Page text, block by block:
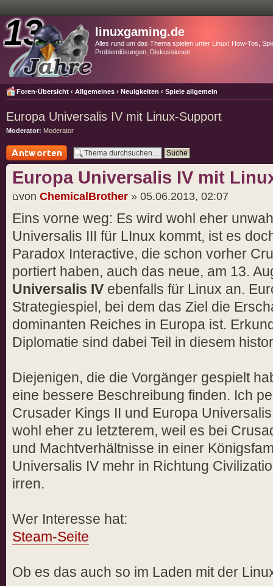
linuxgaming.de
Alles rund um das Thema spielen unter Linux! How-Tos,
Problemlösungen, Diskussionen
Foren-Übersicht ‹ Allgemeines ‹ Neuigkeiten ‹ Spiele allgemein
Europa Universalis IV mit Linux-Support
Moderator: Moderator
Antwort schreiben
Europa Universalis IV mit
von ChemicalBrother » 05.06.2013, 02:07
Eins vorne weg: Es wird wohl eher
Universalis III für LInux kommt, ist es
Paradox Interactive, die schon vorher
portiert haben, auch das neue, am 13.
Universalis IV ebenfalls für Linux an.
Strategiespiel, bei dem das Ziel die
dominanten Reiches in Europa ist.
Diplomatie sind dabei Teil in diesem
Diejenigen, die die Vorgänger gespielt
eine bessere Beschreibung finden. Ich
Crusader Kings II und Europa
wohl eher zu letzterem, weil es bei
und Machtverhältnisse in einer
Universalis IV mehr in Richtung
irren.
Wer Interesse hat:
Steam-Seite
Ob es das auch so im Laden mit der